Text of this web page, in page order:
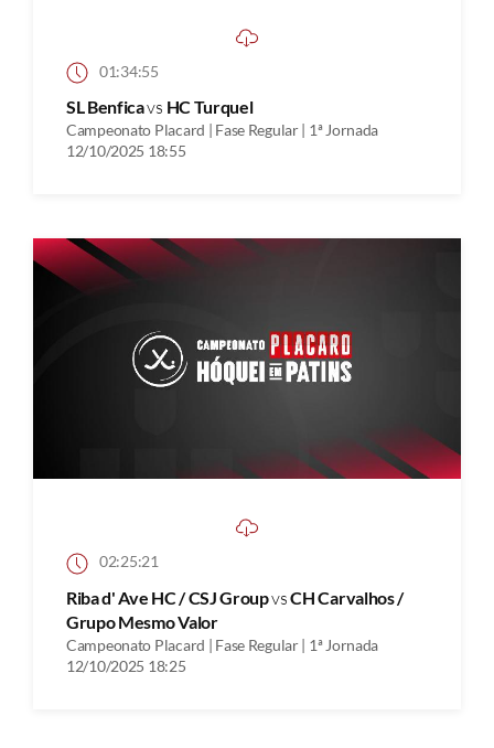
01:34:55
SL Benficavs HC Turquel
Campeonato Placard | Fase Regular | 1ª Jornada
12/10/2025 18:55
02:25:21
Riba d' Ave HC / CSJ GroupvsCH Carvalhos /
Grupo Mesmo Valor
Campeonato Placard | Fase Regular | 1ª Jornada
12/10/2025 18:25